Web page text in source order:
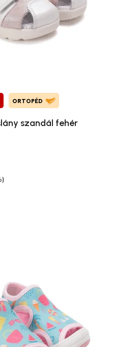
ORTOPÉD
szandál fehér